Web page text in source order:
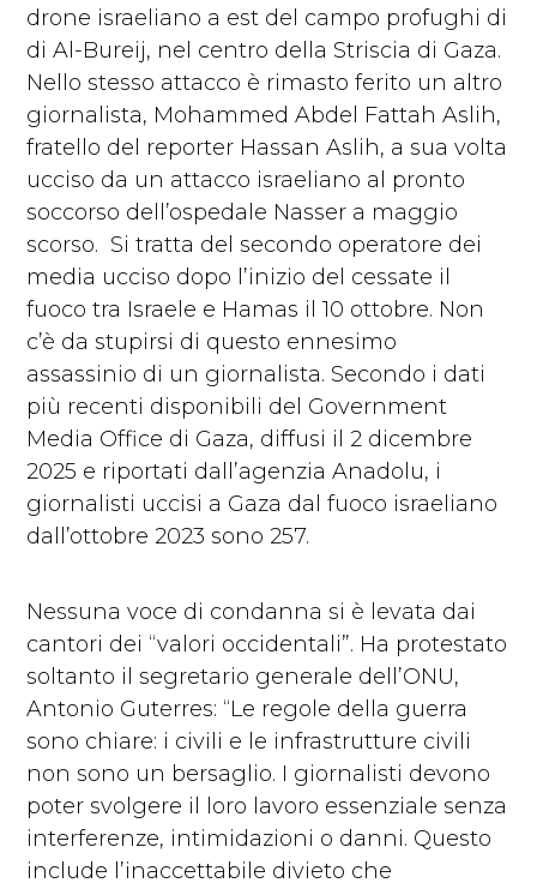
drone israeliano a est del campo profughi di
di Al-Bureij, nel centro della Striscia di Gaza.
Nello stesso attacco è rimasto ferito un altro
giornalista, Mohammed Abdel Fattah Aslih,
fratello del reporter Hassan Aslih, a sua volta
ucciso da un attacco israeliano al pronto
soccorso dell’ospedale Nasser a maggio
scorso. Si tratta del secondo operatore dei
media ucciso dopo l’inizio del cessate il
fuoco tra Israele e Hamas il 10 ottobre. Non
c’è da stupirsi di questo ennesimo
assassinio di un giornalista. Secondo i dati
più recenti disponibili del Government
Media Office di Gaza, diffusi il 2 dicembre
2025 e riportati dall’agenzia Anadolu, i
giornalisti uccisi a Gaza dal fuoco israeliano
dall’ottobre 2023 sono 257.
Nessuna voce di condanna si è levata dai
cantori dei “valori occidentali”. Ha protestato
soltanto il segretario generale dell’ONU,
Antonio Guterres: “Le regole della guerra
sono chiare: i civili e le infrastrutture civili
non sono un bersaglio. I giornalisti devono
poter svolgere il loro lavoro essenziale senza
interferenze, intimidazioni o danni. Questo
include l’inaccettabile divieto che